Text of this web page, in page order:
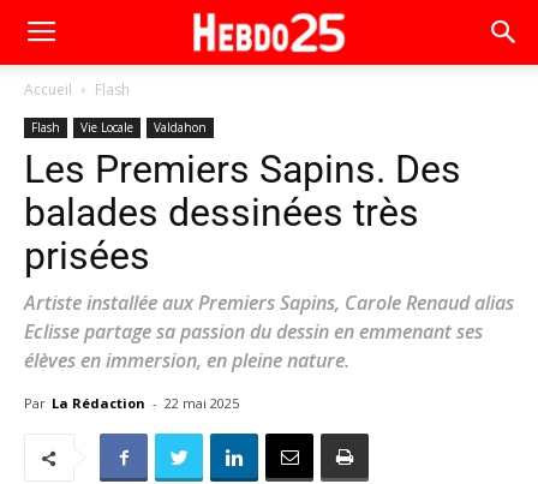
Accueil Flash
Flash Vie Locale Valdahon
Les Premiers Sapins. Des
balades dessinées très
prisées
Artiste installée aux Premiers Sapins, Carole Renaud alias
Eclisse partage sa passion du dessin en emmenant ses
élèves en immersion, en pleine nature.
Par La Rédaction - 22 mai 2025